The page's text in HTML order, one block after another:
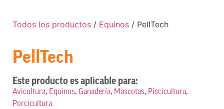
Todos los productos / Equinos / PellTech
PellTech
Este producto es aplicable para:
Avicultura, Equinos, Ganadería, Mascotas, Piscicultura,
Porcicultura